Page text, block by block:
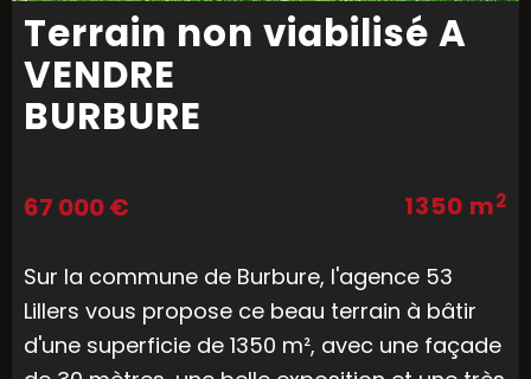
Terrain non viabilisé A
VENDRE
BURBURE
1350 m2
67 000 €
Sur la commune de Burbure, l'agence 53
Lillers vous propose ce beau terrain à bâtir
d'une superficie de 1350 m², avec une façade